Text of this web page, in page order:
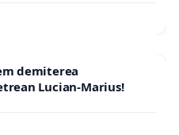
demiterea
Lucian-Marius!